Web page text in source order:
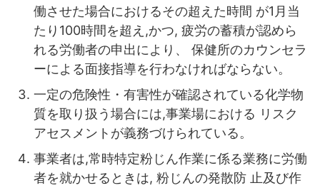
働させた場合におけるその超えた時間 が1月当
たり100時間を超え,かつ, 疲労の蓄積が認めら
れる労働者の申出により、 保健所のカウンセラ
ーによる面接指導を行わなければならない。
一定の危険性・有害性が確認されている化学物
質を取り扱う場合には,事業場における リスク
アセスメントが義務づけられている。
事業者は,常時特定粉じん作業に係る業務に労働
者を就かせるときは, 粉じんの発散防 止及び作